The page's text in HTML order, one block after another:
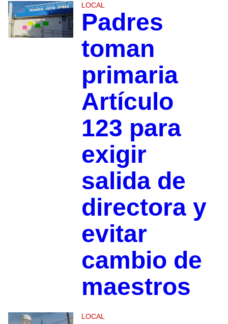
LOCAL
Padres
toman
primaria
Artículo
123 para
exigir
salida de
directora y
evitar
cambio de
maestros
LOCAL